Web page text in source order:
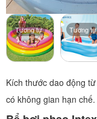
Tương tự Tương tự
Kích thước dao động
có không gian hạn chế.